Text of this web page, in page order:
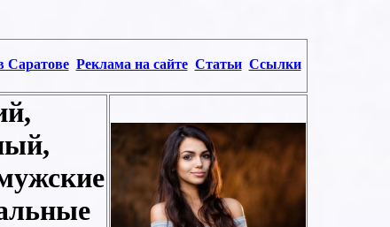
Саратове Реклама на сайте Статьи Ссылки
,